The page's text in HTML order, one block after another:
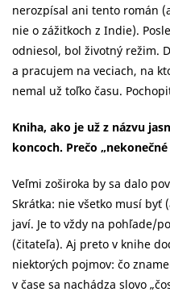
nerozpísal ani tento román
nie o zážitkoch z Indie).
odniesol, bol životný režim.
a pracujem na veciach, na
nemal už toľko času.
Kniha, ako je už z názvu
koncoch. Prečo
Veľmi zoširoka by sa dalo
Skrátka: nie všetko musí byť
javí. Je to vždy na pohľade/
(čitateľa). Aj preto v knihe
niektorých pojmov: čo
v čase sa nachádza slovo